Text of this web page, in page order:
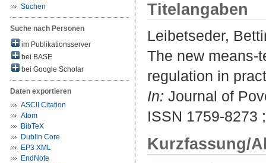
Suchen
Suche nach Personen
im Publikationsserver
bei BASE
bei Google Scholar
Daten exportieren
ASCII Citation
Atom
BibTeX
Dublin Core
EP3 XML
EndNote
Titelangaben
Leibetseder,
The new means-
regulation in
In: Journal of
ISSN 1759-8273
Kurzfassung/